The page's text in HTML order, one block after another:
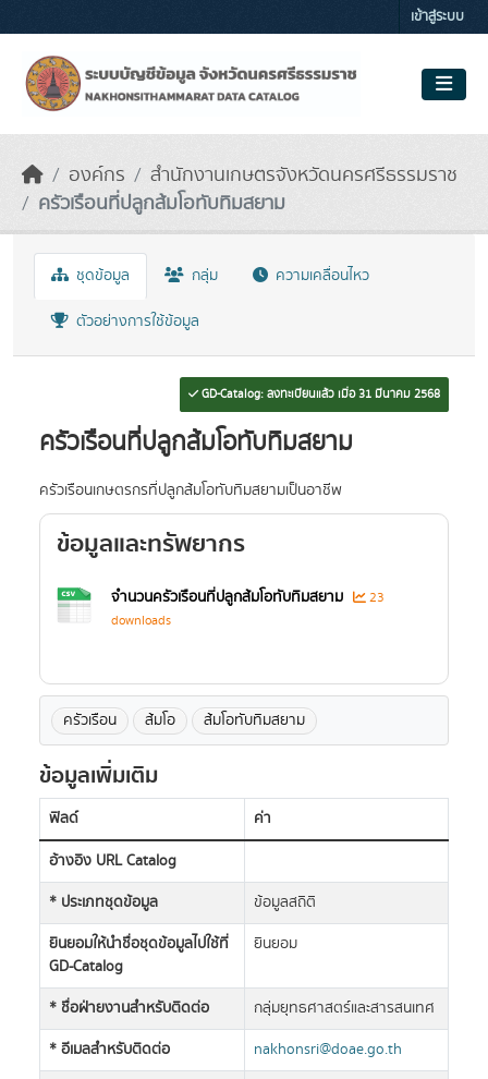
เข้าสู่ระบบ
องค์กร
สำนักงานเกษตรจังหวัดนครศรีธรรมราช
ครัวเรือนที่ปลูกส้มโอทับทิมสยาม
ชุดข้อมูล กลุ่ม ความเคลื่อนไหว
ตัวอย่างการใช้ข้อมูล
GD-Catalog: ลงทะเบียนแล้ว เมื่อ 31 มีนาคม 2568
ครัวเรือนที่ปลูกส้มโอทับทิมสยาม
ครัวเรือนเกษตรกรที่ปลูกส้มโอทับทิมสยามเป็นอาชีพ
ข้อมูลและทรัพยากร
จำนวนครัวเรือนที่ปลูกส้มโอทับทิมสยาม
23
downloads
ครัวเรือน ส้มโอ ส้มโอทับทิมสยาม
ข้อมูลเพิ่มเติม
ฟิลด์
ค่า
อ้างอิง URL Catalog
* ประเภทชุดข้อมูล
ข้อมูลสถิติ
ยินยอมให้นำชื่อชุดข้อมูลไปใช้ที่
GD-Catalog
ยินยอม
* ชื่อฝ่ายงานสำหรับติดต่อ
กลุ่มยุทธศาสตร์และสารสนเทศ
* อีเมลสำหรับติดต่อ
nakhonsri@doae.go.th